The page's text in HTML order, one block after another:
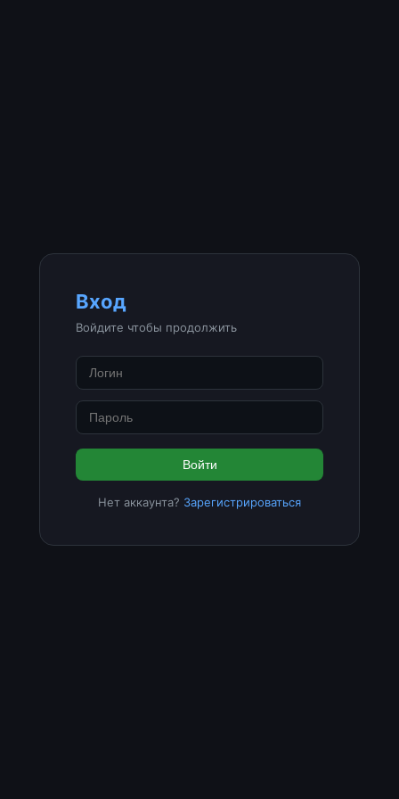
Вход
Войдите чтобы продолжить
Войти
Нет аккаунта? Зарегистрироваться